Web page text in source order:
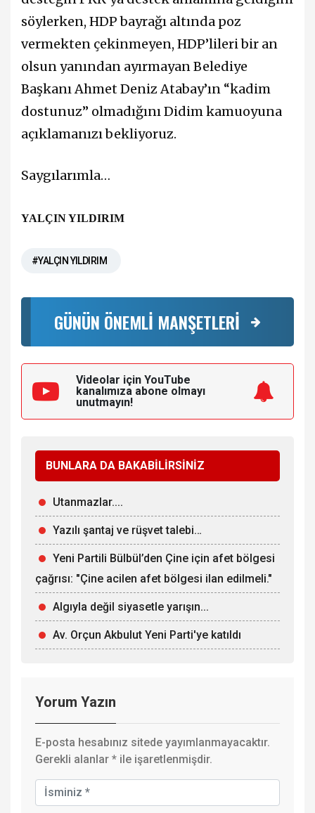
söylerken, HDP bayrağı altında poz
vermekten çekinmeyen, HDP’lileri bir an
olsun yanından ayırmayan Belediye
Başkanı Ahmet Deniz Atabay’ın “kadim
dostunuz” olmadığını Didim kamuoyuna
açıklamanızı bekliyoruz.
Saygılarımla…
YALÇIN YILDIRIM
#YALÇIN YILDIRIM
GÜNÜN ÖNEMLİ MANŞETLERİ
Videolar için YouTube
kanalımıza abone olmayı
unutmayın!
BUNLARA DA BAKABİLİRSİNİZ
Utanmazlar....
Yazılı şantaj ve rüşvet talebi…
Yeni Partili Bülbül’den Çine için afet bölgesi
çağrısı: "Çine acilen afet bölgesi ilan edilmeli."
Algıyla değil siyasetle yarışın...
Av. Orçun Akbulut Yeni Parti'ye katıldı
Yorum Yazın
E-posta hesabınız sitede yayımlanmayacaktır.
Gerekli alanlar * ile işaretlenmişdir.